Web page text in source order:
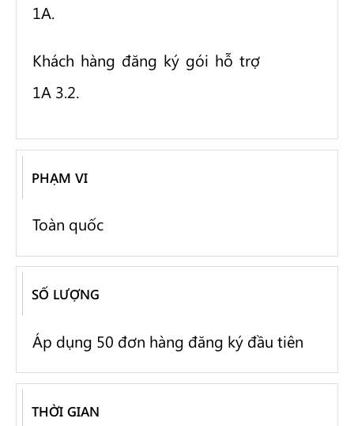
1A.
Khách hàng đăng ký gói hỗ trợ
1A 3.2.
PHẠM VI
Toàn quốc
SỐ LƯỢNG
Áp dụng 50 đơn hàng đăng ký đầu tiên
THỜI GIAN